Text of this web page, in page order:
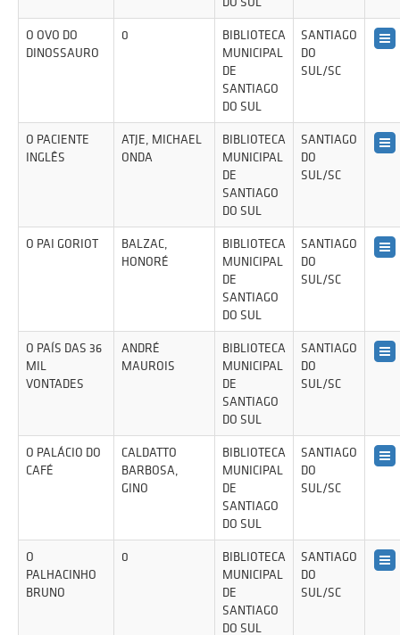
O OVO DO
DINOSSAURO
0
BIBLIOTECA
MUNICIPAL
DE
SANTIAGO
DO SUL
SANTIAGO
DO
SUL/SC
O PACIENTE
INGLÊS
ATJE, MICHAEL
ONDA
BIBLIOTECA
MUNICIPAL
DE
SANTIAGO
DO SUL
SANTIAGO
DO
SUL/SC
O PAI GORIOT
BALZAC,
HONORÉ
BIBLIOTECA
MUNICIPAL
DE
SANTIAGO
DO SUL
SANTIAGO
DO
SUL/SC
O PAÍS DAS 36
MIL
VONTADES
ANDRÉ
MAUROIS
BIBLIOTECA
MUNICIPAL
DE
SANTIAGO
DO SUL
SANTIAGO
DO
SUL/SC
O PALÁCIO DO
CAFÉ
CALDATTO
BARBOSA,
GINO
BIBLIOTECA
MUNICIPAL
DE
SANTIAGO
DO SUL
SANTIAGO
DO
SUL/SC
O
PALHACINHO
BRUNO
0
BIBLIOTECA
MUNICIPAL
DE
SANTIAGO
DO SUL
SANTIAGO
DO
SUL/SC